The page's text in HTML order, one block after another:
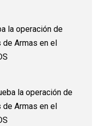
la operación de
Armas en el
la operación de
Armas en el